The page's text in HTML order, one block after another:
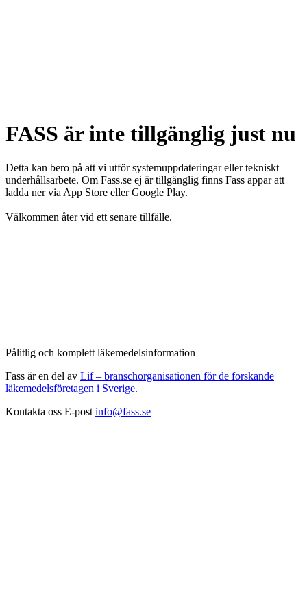
FASS är inte tillgänglig just nu
Detta kan bero på att vi utför systemuppdateringar eller tekniskt
underhållsarbete. Om Fass.se ej är tillgänglig finns Fass appar att
ladda ner via App Store eller Google Play.
Välkommen åter vid ett senare tillfälle.
Pålitlig och komplett läkemedelsinformation
Fass är en del av Lif – branschorganisationen för de forskande
läkemedelsföretagen i Sverige.
Kontakta oss E-post info@fass.se